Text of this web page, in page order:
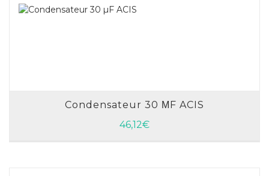
Condensateur 30 ΜF ACIS
46,12€
AJOUTER AU PANIER